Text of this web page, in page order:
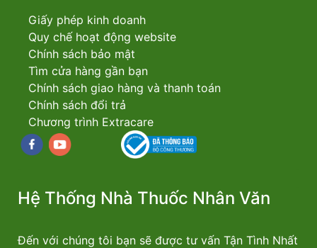
Giấy phép kinh doanh
Quy chế hoạt động website
Chính sách bảo mật
Tìm cửa hàng gần bạn
Chính sách giao hàng và thanh toán
Chính sách đổi trả
Chương trình Extracare
Facebookyoutube
Hệ Thống Nhà Thuốc Nhân Văn
Đến với chúng tôi bạn sẽ được tư vấn Tận Tình Nhất